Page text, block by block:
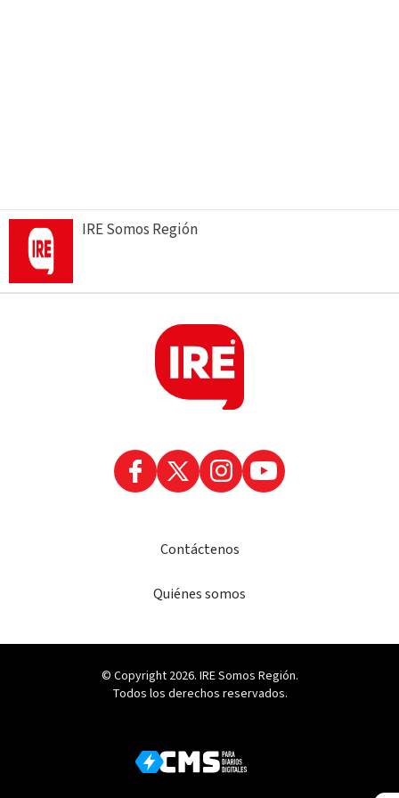
IRE Somos Región
Contáctenos
Quiénes somos
© Copyright 2026. IRE Somos Región.
Todos los derechos reservados.